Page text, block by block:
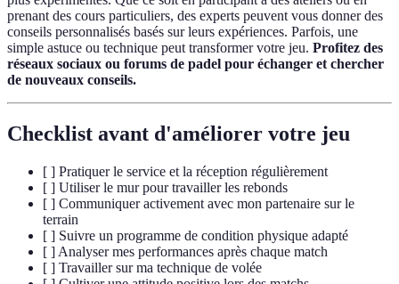
prenant des cours particuliers, des experts peuvent vous donner des
conseils personnalisés basés sur leurs expériences. Parfois, une
simple astuce ou technique peut transformer votre jeu. Profitez des
réseaux sociaux ou forums de padel pour échanger et chercher
de nouveaux conseils.
Checklist avant d'améliorer votre jeu
[ ] Pratiquer le service et la réception régulièrement
[ ] Utiliser le mur pour travailler les rebonds
[ ] Communiquer activement avec mon partenaire sur le
terrain
[ ] Suivre un programme de condition physique adapté
[ ] Analyser mes performances après chaque match
[ ] Travailler sur ma technique de volée